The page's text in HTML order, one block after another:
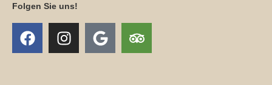
Folgen Sie uns!